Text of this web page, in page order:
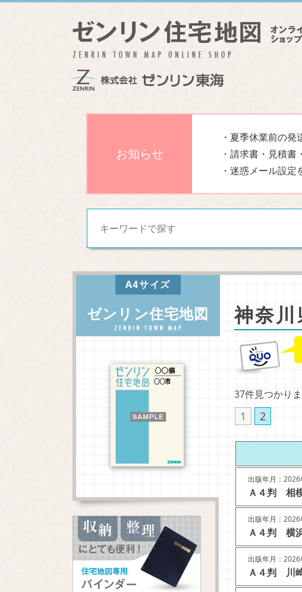
お知らせ
・夏季休業前の
・請求書・見積
・迷惑メール設
A4サイズ
ゼンリン住宅地図 神奈川
37件見つかり
1 2
出版年月：2026
Ａ４判 相
出版年月：2026
Ａ４判 横
出版年月：2026
Ａ４判 川